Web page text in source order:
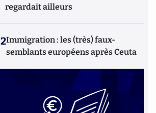
regardait ailleurs
2Immigration : les (très) faux-
semblants européens après Ceuta